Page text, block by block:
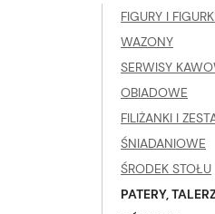
FIGURY I
WAZONY
SERWISY
OBIADOWE
FILIŻANKI I
ŚNIADANIOWE
ŚRODEK STOŁU
PATERY,